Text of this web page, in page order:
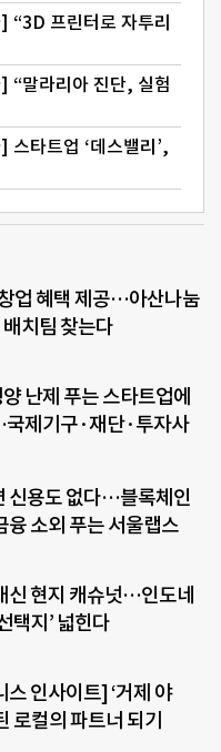
“3D 프린터로 자투리
“말라리아 진단, 실험
타트업 ‘데스밸리’,
업 혜택 제공…아산나눔
배치팀 찾는다
난제 푸는 스타트업에
제기구·재단·투자사
신용도 없다…블록체인
융 소외 푸는 서울랩스
신 현지 캐슈넛…인도네
택지’ 넓힌다
인사이트] ‘거제 야
로컬의 파트너 되기